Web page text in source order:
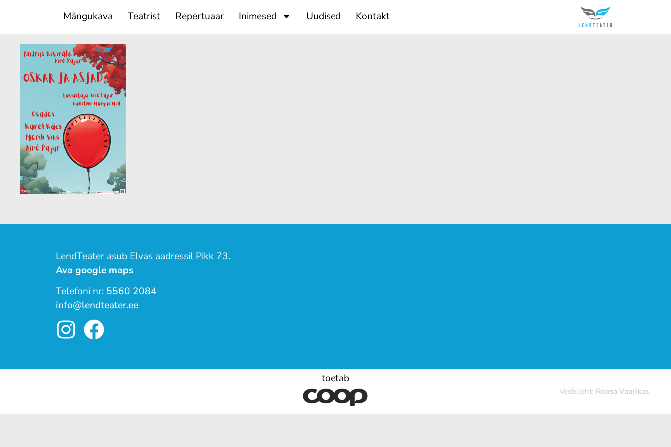
Mängukava Teatrist Repertuaar Inimesed Uudised Kontakt
LendTeater asub Elvas aadressil Pikk 73.
Ava google maps
Telefoni nr: 5560 2084
info@lendteater.ee
toetab
Veebileht: Roosa Vaarikas